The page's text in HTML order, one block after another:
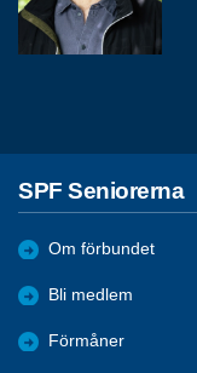
SPF Seniorerna
Om förbundet
Bli medlem
Förmåner